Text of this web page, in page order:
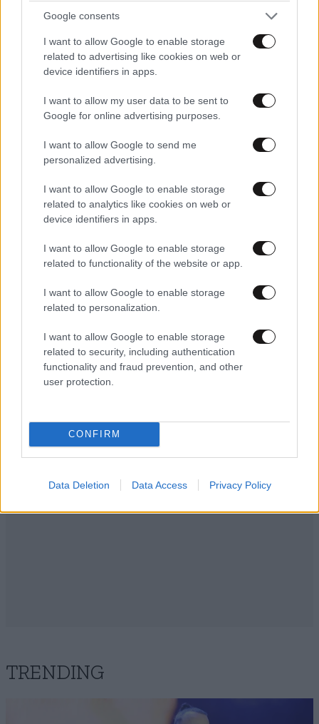
Google consents
I want to allow Google to enable storage
related to advertising like cookies on web or
device identifiers in apps.
I want to allow my user data to be sent to
Google for online advertising purposes.
I want to allow Google to send me
personalized advertising.
I want to allow Google to enable storage
related to analytics like cookies on web or
device identifiers in apps.
I want to allow Google to enable storage
related to functionality of the website or app.
I want to allow Google to enable storage
related to personalization.
I want to allow Google to enable storage
related to security, including authentication
functionality and fraud prevention, and other
user protection.
CONFIRM
Data Deletion Data Access Privacy Policy
Xαρακτήρες: 0/1000
Διαβάστε και ακολουθήστε τους κανόνες σχολιασμού
Κουλης ο πολυχρονεμενος 19·10·2025 17:48
ΝΔ. Σου λένε, 7ετια εκείνοι 7ετια κι εμείς.
TRENDING